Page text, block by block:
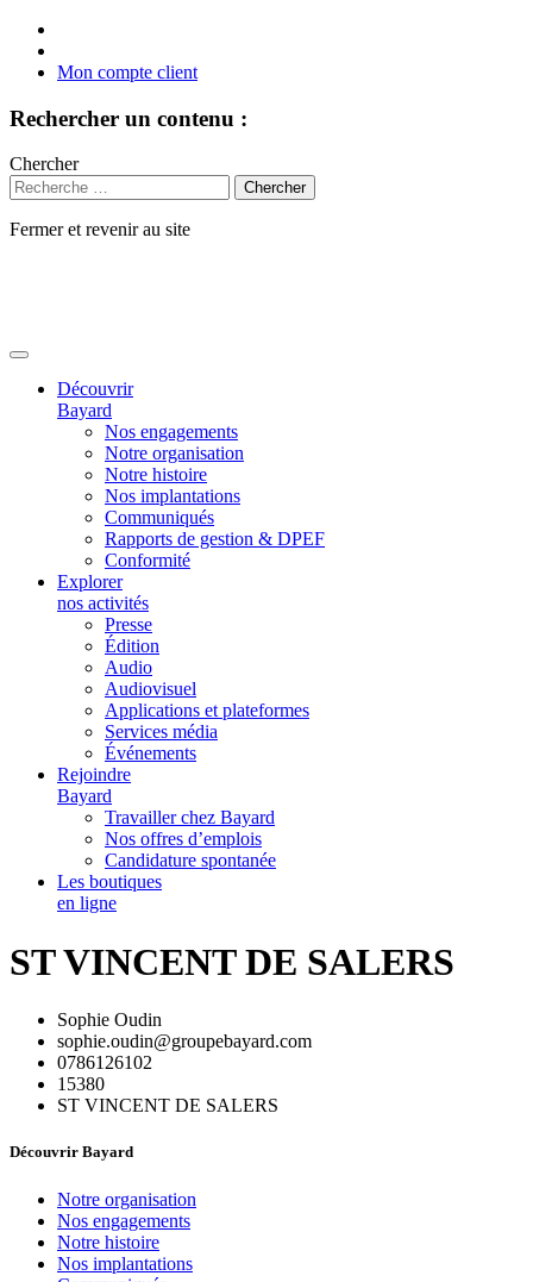
Mon compte client
Rechercher un contenu :
Chercher
Fermer et revenir au site
Découvrir
Bayard
Nos engagements
Notre organisation
Notre histoire
Nos implantations
Communiqués
Rapports de gestion & DPEF
Conformité
Explorer
nos activités
Presse
Édition
Audio
Audiovisuel
Applications et plateformes
Services média
Événements
Rejoindre
Bayard
Travailler chez Bayard
Nos offres d’emplois
Candidature spontanée
Les boutiques
en ligne
ST VINCENT DE SALERS
Sophie Oudin
sophie.oudin@groupebayard.com
0786126102
15380
ST VINCENT DE SALERS
Découvrir Bayard
Notre organisation
Nos engagements
Notre histoire
Nos implantations